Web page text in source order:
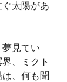
太陽があ
見てい
、ミクト
、何も聞